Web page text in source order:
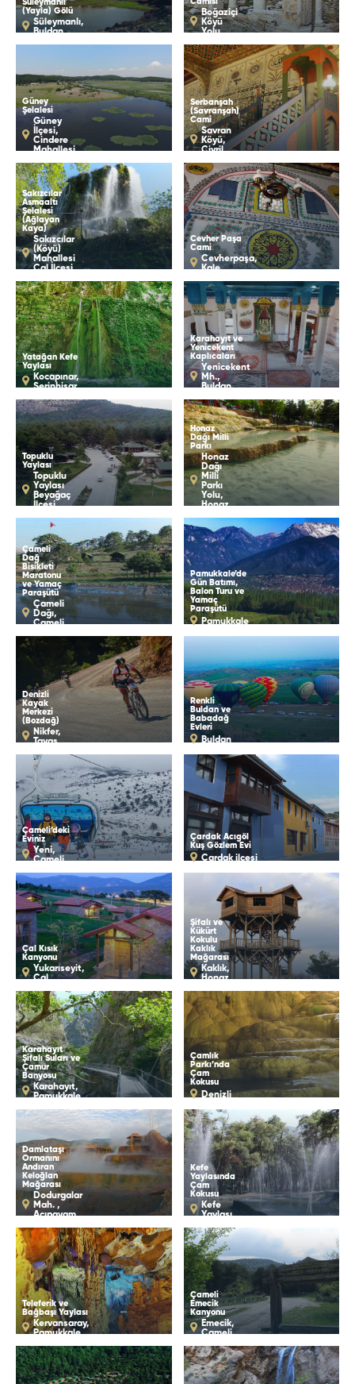
Süleymanlı
(Yayla) Gölü
Süleymanlı,
Buldan
Boğaziçi
Köyü
Yolu
Güney
Şelalesi
Güney
İlçesi,
Cindere
Mahallesi
Serbanşah
(Savranşah)
Cami
Savran
Köyü,
Çivril
Sakızcılar
Asmaaltı
Şelalesi
(Ağlayan
Kaya)
Sakızcılar
(Köyü)
Mahallesi
Çal İlçesi
Cevher Paşa
Cami
Cevherpaşa,
Kale
Yatağan Kefe
Yaylası
Kocapınar,
Serinhisar
Karahayıt ve
Yenicekent
Kaplıcaları
Yenicekent
Mh.,
Buldan
Topuklu
Yaylası
Topuklu
Yaylası
Beyağaç
İlçesi
Honaz
Dağı Milli
Parkı
Honaz
Dağı
Milli
Parkı
Yolu,
Honaz
Çameli
Dağ
Bisikleti
Maratonu
ve Yamaç
Paraşütü
Çameli
Dağı,
Çameli
Pamukkale’de
Gün Batımı,
Balon Turu ve
Yamaç
Paraşütü
Pamukkale
Denizli
Kayak
Merkezi
(Bozdağ)
Nikfer,
Tavas
Renkli
Buldan ve
Babadağ
Evleri
Buldan
Çameli’deki
Eviniz
Yeni,
Çameli
Çardak Acıgöl
Kuş Gözlem Evi
Çardak ilçesi
Çal Kısık
Kanyonu
Yukarıseyit,
Çal
Şifalı ve
Kükürt
Kokulu
Kaklık
Mağarası
Kaklık,
Honaz
Karahayıt
Şifalı Suları ve
Çamur
Banyosu
Karahayıt,
Pamukkale
Çamlık
Parkı’nda
Çam
Kokusu
Denizli
Damlataşı
Ormanını
Andıran
Keloğlan
Mağarası
Dodurgalar
Mah. ,
Acıpayam
Kefe
Yaylasında
Çam
Kokusu
Kefe
Yaylası
Teleferik ve
Bağbaşı Yaylası
Kervansaray,
Pamukkale
Çameli
Emecik
Kanyonu
Emecik,
Çameli